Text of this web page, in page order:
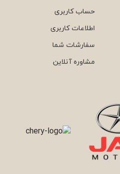
حساب کاربری
اطلاعات کاربری
سفارشات شما
مشاوره آنلاین